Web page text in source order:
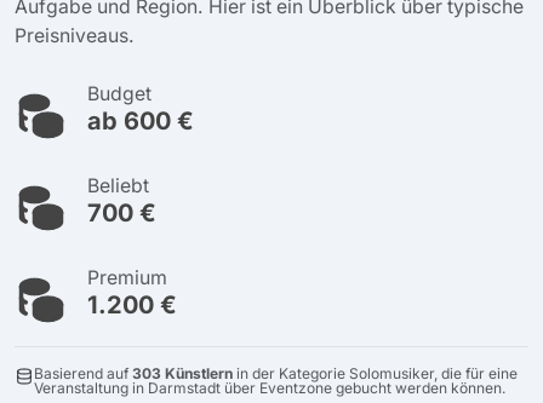
Aufgabe und Region. Hier ist ein Überblick über typische
Preisniveaus.
Budget
ab 600 €
Beliebt
700 €
Premium
1.200 €
Basierend auf 303 Künstlern in der Kategorie Solomusiker, die für eine
Veranstaltung in Darmstadt über Eventzone gebucht werden können.